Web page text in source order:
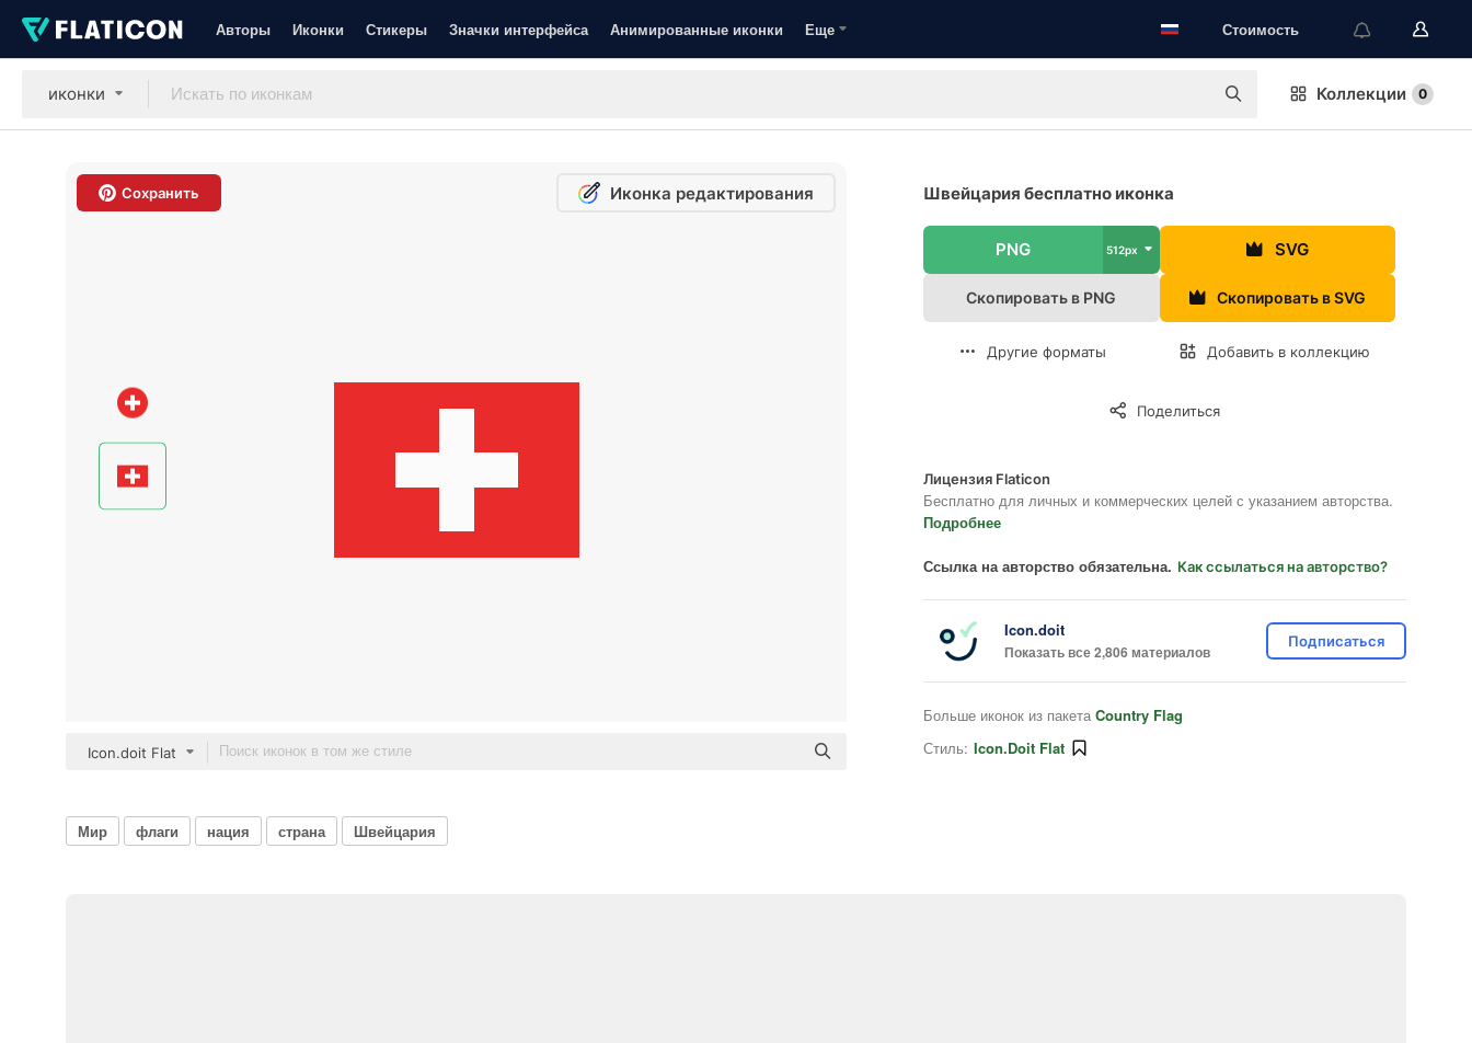
Авторы Иконки Стикеры Значки интерфейса Анимированные иконки Еще Стоимость
иконки Коллекции 0
Сохранить Иконка редактирования
Icon.doit Flat
Швейцария бесплатно иконка
PNG 512px SVG
Скопировать в PNG Скопировать в SVG
Другие форматы Добавить в коллекцию
Поделиться
Лицензия Flaticon
Бесплатно для личных и коммерческих целей с указанием авторства.
Подробнее
Ссылка на авторство обязательна. Как ссылаться на авторство?
Icon.doit
Показать все 2,806 материалов
Подписаться
Больше иконок из пакета Country Flag
Стиль: Icon.doit Flat
Мир флаги нация страна Швейцария